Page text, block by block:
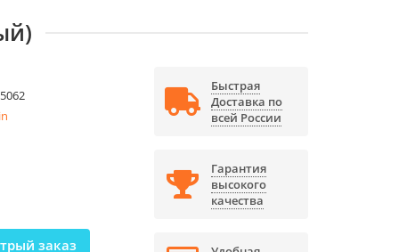
заказ
Быстрая
Доставка по
всей России
Гарантия
высокого
качества